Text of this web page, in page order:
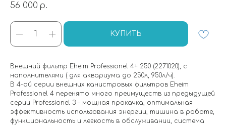
56 000 р.
КУПИТЬ
Внешний фильтр Eheim Professionel 4+ 250 (2271020), с
наполнителями ( для аквариума до 250л, 950л/ч).
В 4-ой серии внешних канистровых фильтров Eheim
Professionel 4 перенято много преимуществ из предыдущей
серии Professionel 3 – мощная прокачка, оптимальная
эффективность использования энергии, тишина в работе,
функциональность и легкость в обслуживании, система